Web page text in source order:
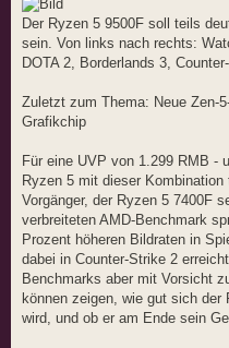
Der Ryzen 5 9500F soll teils
sein. Von links nach rechts:
DOTA 2, Borderlands 3,
Zuletzt zum Thema: Neue Zen-
Grafikchip
Für eine UVP von 1.299 RMB -
Ryzen 5 mit dieser
Vorgänger, der Ryzen 5 7400F
verbreiteten AMD-Benchmark
Prozent höheren Bildraten in
dabei in Counter-Strike 2
Benchmarks aber mit Vorsicht
können zeigen, wie gut sich
wird, und ob er am Ende sein